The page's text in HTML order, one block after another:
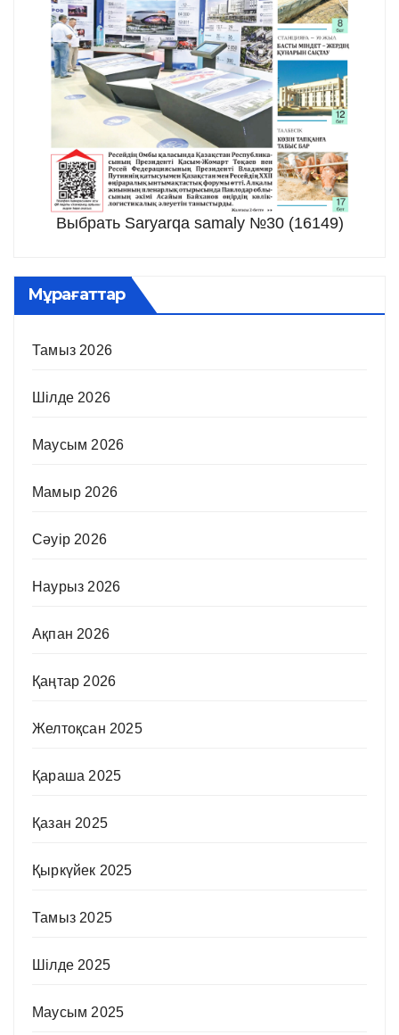
Выбрать Saryarqa samaly №30 (16149)
Мұрағаттар
Тамыз 2026
Шілде 2026
Маусым 2026
Мамыр 2026
Сәуір 2026
Наурыз 2026
Ақпан 2026
Қаңтар 2026
Желтоқсан 2025
Қараша 2025
Қазан 2025
Қыркүйек 2025
Тамыз 2025
Шілде 2025
Маусым 2025